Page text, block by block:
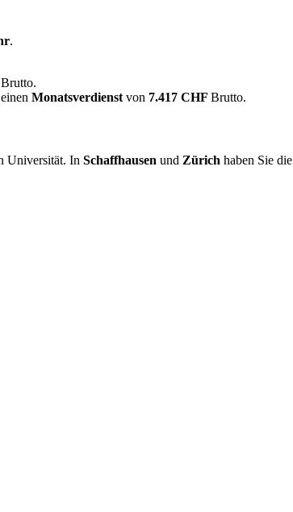
.
Brutto.
Monatsverdienst von 7.417 CHF Brutto.
Universität. In Schaffhausen und Zürich haben Sie die